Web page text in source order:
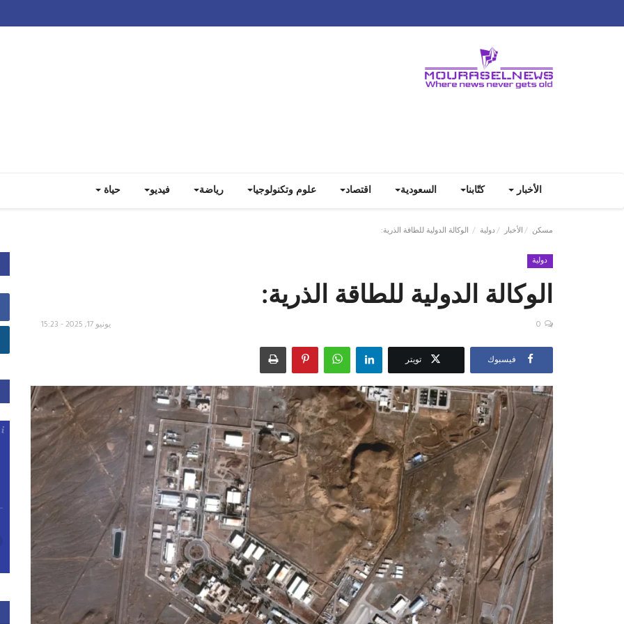
الأخبار كتّابنا السعودية اقتصاد علوم وتكنولوجيا رياضة فيديو حياة
مسكن الأخبار دولية
دولية
يونيو 17, 2025 - 15:23 0
فيسبوك تويتر